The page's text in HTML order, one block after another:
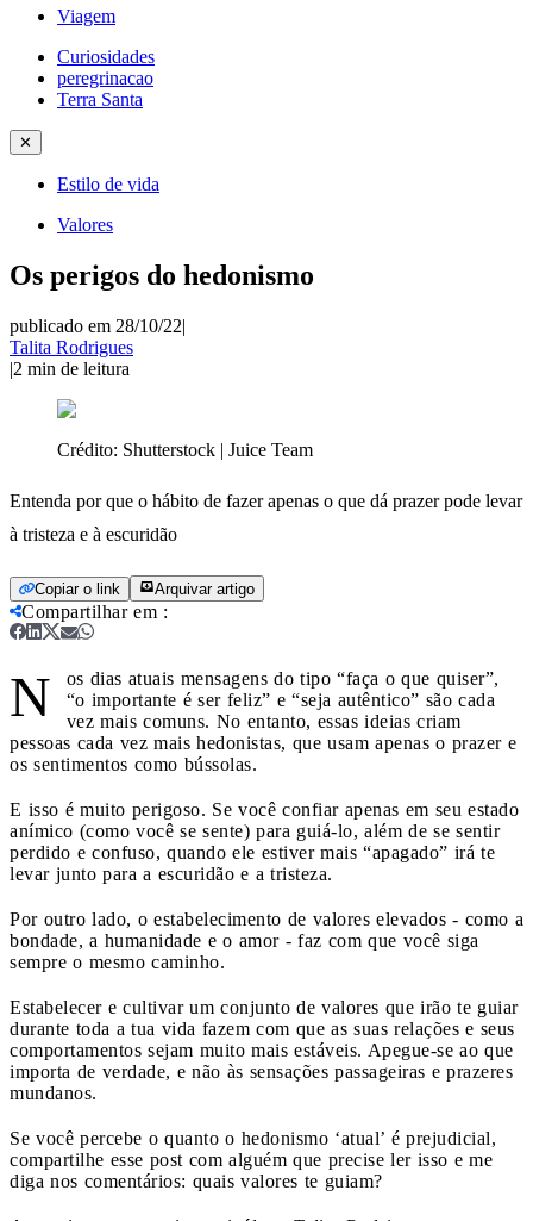
Viagem
Curiosidades
peregrinacao
Terra Santa
✕
Estilo de vida
Valores
Os perigos do hedonismo
publicado em 28/10/22|
Talita Rodrigues
|2 min de leitura
Crédito: Shutterstock | Juice Team
Entenda por que o hábito de fazer apenas o que dá prazer pode levar
à tristeza e à escuridão
Copiar o link Arquivar artigo
Compartilhar em :
N
os dias atuais mensagens do tipo “faça o que quiser”,
“o importante é ser feliz” e “seja autêntico” são cada
vez mais comuns. No entanto, essas ideias criam
pessoas cada vez mais hedonistas, que usam apenas o prazer e
os sentimentos como bússolas.
E isso é muito perigoso. Se você confiar apenas em seu estado
anímico (como você se sente) para guiá-lo, além de se sentir
perdido e confuso, quando ele estiver mais “apagado” irá te
levar junto para a escuridão e a tristeza.
Por outro lado, o estabelecimento de valores elevados - como a
bondade, a humanidade e o amor - faz com que você siga
sempre o mesmo caminho.
Estabelecer e cultivar um conjunto de valores que irão te guiar
durante toda a tua vida fazem com que as suas relações e seus
comportamentos sejam muito mais estáveis. Apegue-se ao que
importa de verdade, e não às sensações passageiras e prazeres
mundanos.
Se você percebe o quanto o hedonismo ‘atual’ é prejudicial,
compartilhe esse post com alguém que precise ler isso e me
diga nos comentários: quais valores te guiam?